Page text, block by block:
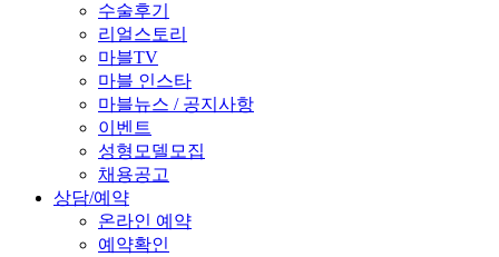
수술후기
리얼스토리
마블TV
마블 인스타
마블뉴스 / 공지사항
이벤트
성형모델모집
채용공고
상담/예약
온라인 예약
예약확인